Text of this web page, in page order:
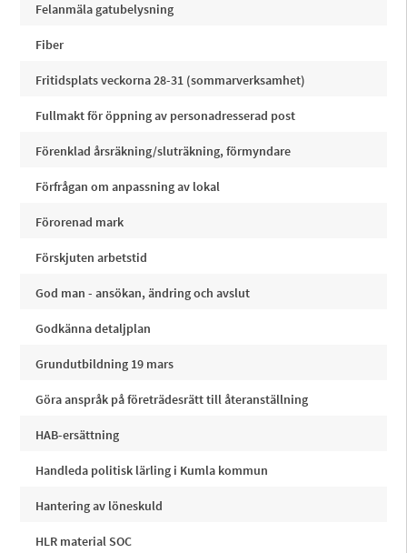
Felanmäla gatubelysning
Fiber
Fritidsplats veckorna 28-31 (sommarverksamhet)
Fullmakt för öppning av personadresserad post
Förenklad årsräkning/sluträkning, förmyndare
Förfrågan om anpassning av lokal
Förorenad mark
Förskjuten arbetstid
God man - ansökan, ändring och avslut
Godkänna detaljplan
Grundutbildning 19 mars
Göra anspråk på företrädesrätt till återanställning
HAB-ersättning
Handleda politisk lärling i Kumla kommun
Hantering av löneskuld
HLR material SOC